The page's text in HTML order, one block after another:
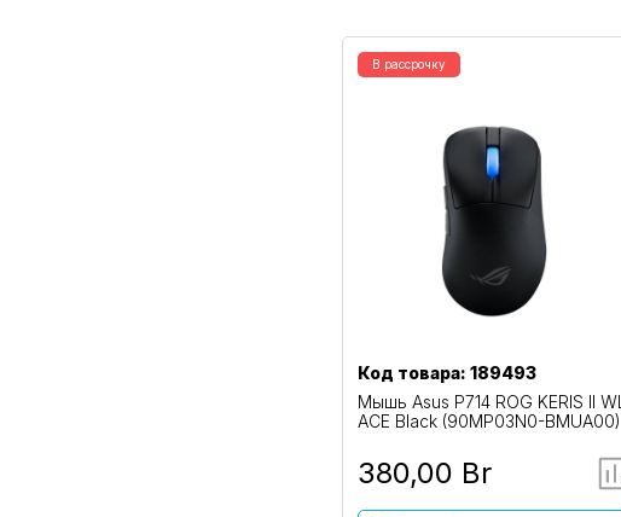
В рассрочку
Код товара: 189493
Мышь Asus P714 ROG KERIS II WL
ACE Black (90MP03N0-BMUA00)
380,00 Br